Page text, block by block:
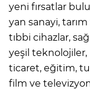
yeni fırsatlar
yan sanayi,
tıbbi cihazlar,
yeşil
ticaret, eğitim,
film ve televizyon